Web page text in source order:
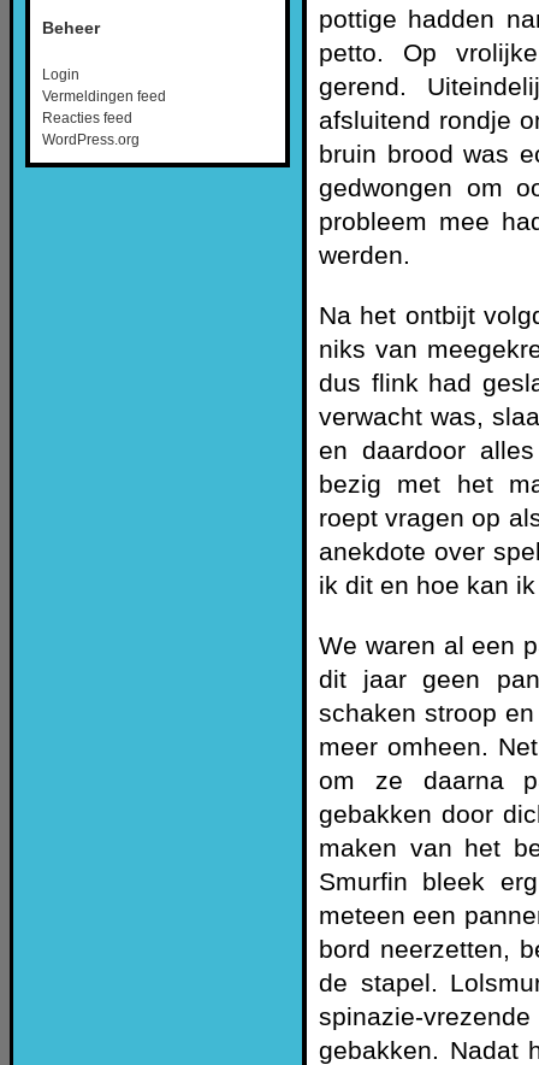
Beheer
Login
Vermeldingen feed
Reacties feed
WordPress.org
pottige hadden
petto. Op
gerend.
afsluitend rondje
bruin brood was
gedwongen om
probleem mee
werden.
Na het ontbijt
niks van
dus flink had
verwacht was,
en daardoor
bezig met het
roept vragen op
anekdote over
ik dit en hoe kan
We waren al een
dit jaar geen
schaken stroop
meer omheen.
om ze daarna
gebakken door
maken van het
Smurfin bleek
meteen een
bord neerzetten,
de stapel.
spinazie-
gebakken. Nadat